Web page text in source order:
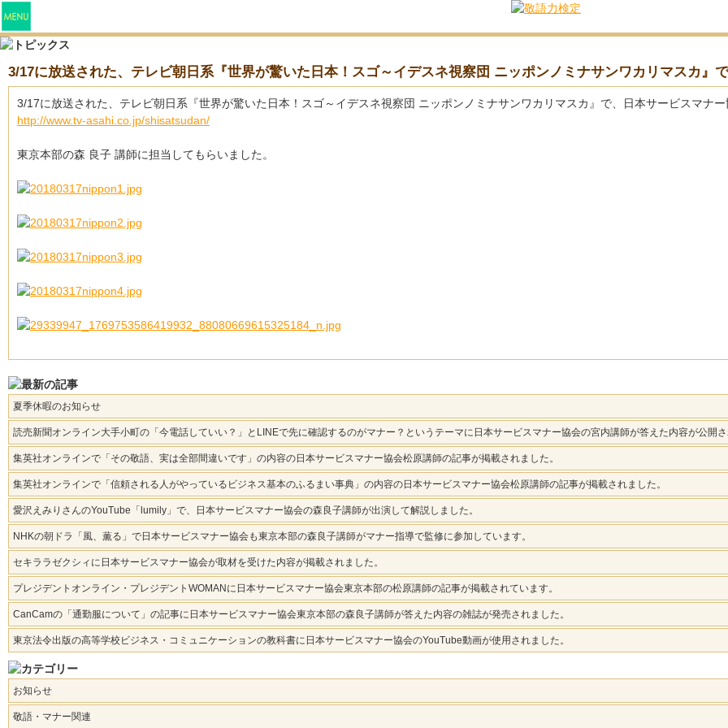
3/17に放送された、テレビ朝日系『世界が驚いた日本！スゴ～イデスネ視察団 ニッポンノミナサンワカリマスカ』
3/17に放送された、テレビ朝日系『世界が驚いた日本！スゴ～イデスネ視察団 ニッポンノミナサンワカリマスカ』で、日本サービスマナー
http://www.tv-asahi.co.jp/shisatsudan/
東京本部の森 良子 講師に担当してもらいました。
夏季休暇のお知らせ
読売新聞オンライン大手小町の「今電話していい？」とLINEで先に確認するのがマナー？というテーマに日本サービスマナー協会の宮内講師が答えた内容が公開さ
集英社オンラインで「その敬語、実は全部間違いです」の内容の日本サービスマナー協会松原講師の記事が掲載されました。
集英社オンラインで「信頼される人がやっているビジネス基本のふるまい事典」の内容の日本サービスマナー協会松原講師の記事が掲載されました。
愛沢えみりさんのYouTube「lumily」で、日本サービスマナー協会の森良子講師が出演して解説しました。
NHKの朝ドラ「風、薫る」で日本サービスマナー協会も東京本部の森良子講師がマナー指導で監修に参加しています。
セキララゼクシィに日本サービスマナー協会が取材を受けた内容が掲載されました。
プレジデントオンライン・プレジデントWOMANに日本サービスマナー協会東京本部の松原講師の記事が掲載されています。
CanCamの「通勤服について」の記事に日本サービスマナー協会東京本部の森良子講師が答えた内容の雑誌が発売されました。
東京法令出版の高等学校ビジネス・コミュニケーションの教科書に日本サービスマナー協会のYouTube動画が使用されました。
お知らせ
敬語・マナー関連